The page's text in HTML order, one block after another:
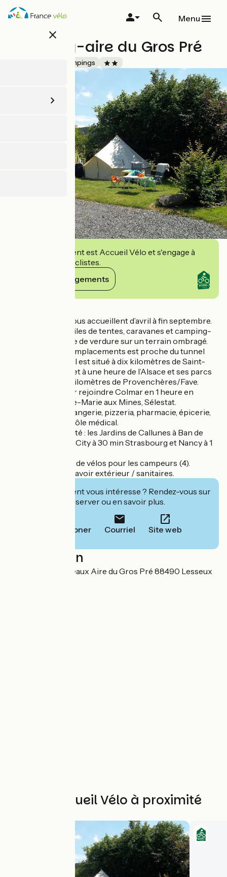
Aller
au
close
Menu
Camping-aire du Gros Pré
Campings
Cet établissement est Accueil Vélo et s'engage à
accueillir des cyclistes.
Voir ses engagements
Raoul et Nadine vous accueillent d’avril à fin septembre.
Emplacements toiles de tentes, caravanes et camping-
cars dans un havre de verdure sur un terrain ombragé.
Le camping de 6 emplacements est proche du tunnel
Maurice Lemaire. Il est situé à dix kilomètres de Saint-
Dié-Des-Vosges et à une heure de l’Alsace et ses parcs
de loisirs, à deux kilomètres de Provenchères/Fave.
Accès rapide pour rejoindre Colmar en 1 heure en
passant par Sainte-Marie aux Mines, Sélestat.
A proximité : boulangerie, pizzeria, pharmacie, épicerie,
bureau de tabac, pôle médical.
A visiter à proximité : les Jardins de Callunes à Ban de
Sapt, Fraispertuis City à 30 min Strasbourg et Nancy à 1
Snack le soir. Prêt de vélos pour les campeurs (4).
Eau / électricité / lavoir extérieur / sanitaires.
Cet établissement vous intéresse ? Rendez-vous sur
leur site pour réserver ou en savoir plus.
Téléphoner Courriel Site web
Localisation
232 Rue des Bouleaux Aire du Gros Pré 88490 Lesseux
Autres Accueil Vélo à proximité